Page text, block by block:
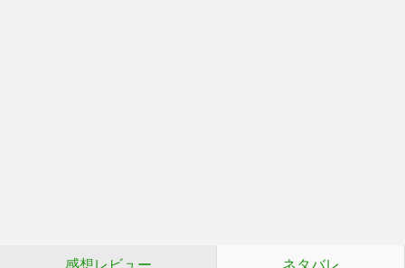
感想レビュー ネタバレ